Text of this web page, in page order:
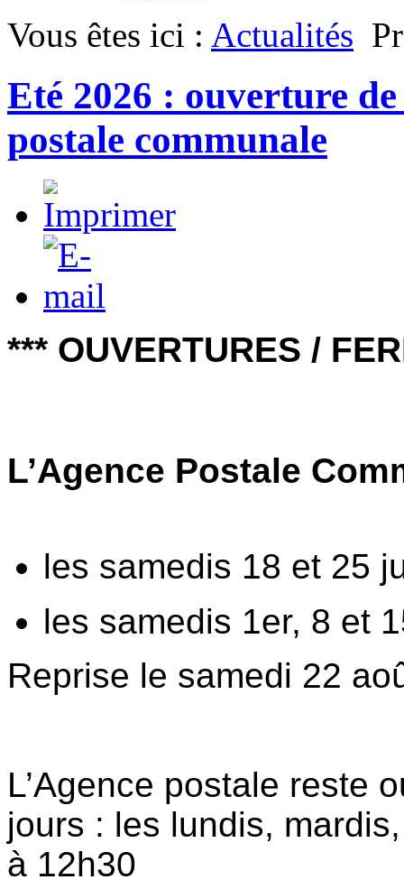
Vous êtes ici : Actualités
Eté 2026 : ouverture
postale communale
*** OUVERTURES /
L’Agence Postale
les samedis 18 et 25
les samedis 1er, 8 et
Reprise le samedi 22
L’Agence postale reste
jours : les lundis,
à 12h30